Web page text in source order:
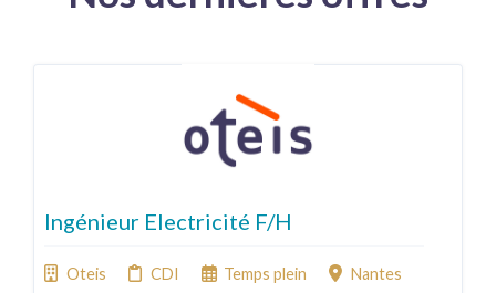
Ingénieur Electricité F/H
Oteis CDI Temps plein Nantes